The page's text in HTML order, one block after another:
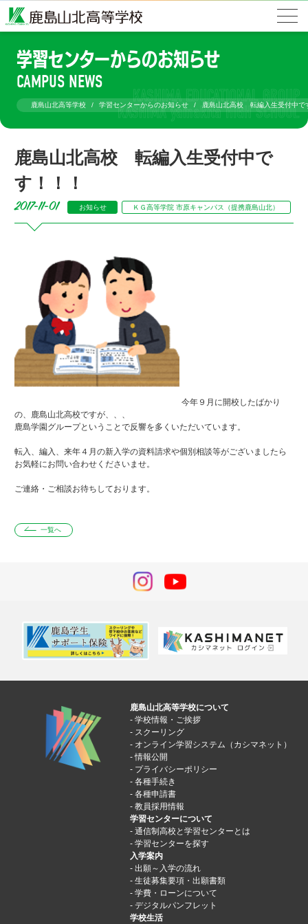
学習センターからのお知らせ
CAMPUS NEWS
鹿島山北高等学校 学習センターからのお知らせ 鹿島山北高校 転編入生受付中で
鹿島山北高校 転編入生受付中で
す！！！
2017-11-01 お知らせ ＫＧ高等学院 市原キャンパス（提携鹿島山北）
今年９月に開校したばかり
の、鹿島山北高校ですが、、、
鹿島学園グループということで反響を多くいただいています。
転入、編入、来年４月の新入学の資料請求や個別相談等がございましたら
お気軽にお問い合わせくださいませ。
ご連絡・ご相談お待ちしております。
一覧へ
鹿島山北高等学校について
学校情報・ご挨拶
スクーリング
オンライン学習システム（カシマネット）
情報公開
プライバシーポリシー
各種手続き
各種申請書
教員採用情報
学習センターについて
通信制高校と学習センターとは
学習センターを探す
入学案内
出願～入学の流れ
生徒募集要項・出願書類
学費・ローンについて
デジタルパンフレット
学校生活